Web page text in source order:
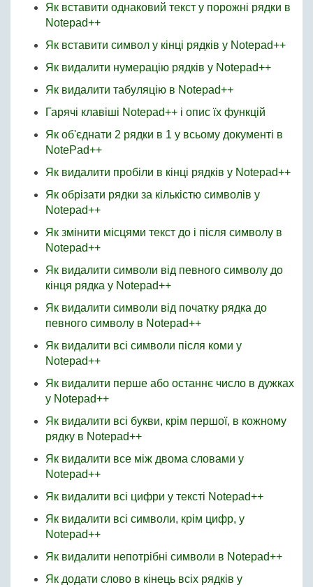
Як вставити однаковий текст у порожні рядки в
Notepad++
Як вставити символ у кінці рядків у Notepad++
Як видалити нумерацію рядків у Notepad++
Як видалити табуляцію в Notepad++
Гарячі клавіші Notepad++ і опис їх функцій
Як об'єднати 2 рядки в 1 у всьому документі в
NotePad++
Як видалити пробіли в кінці рядків у Notepad++
Як обрізати рядки за кількістю символів у
Notepad++
Як змінити місцями текст до і після символу в
Notepad++
Як видалити символи від певного символу до
кінця рядка у Notepad++
Як видалити символи від початку рядка до
певного символу в Notepad++
Як видалити всі символи після коми у
Notepad++
Як видалити перше або останнє число в дужках
у Notepad++
Як видалити всі букви, крім першої, в кожному
рядку в Notepad++
Як видалити все між двома словами у
Notepad++
Як видалити всі цифри у тексті Notepad++
Як видалити всі символи, крім цифр, у
Notepad++
Як видалити непотрібні символи в Notepad++
Як додати слово в кінець всіх рядків у